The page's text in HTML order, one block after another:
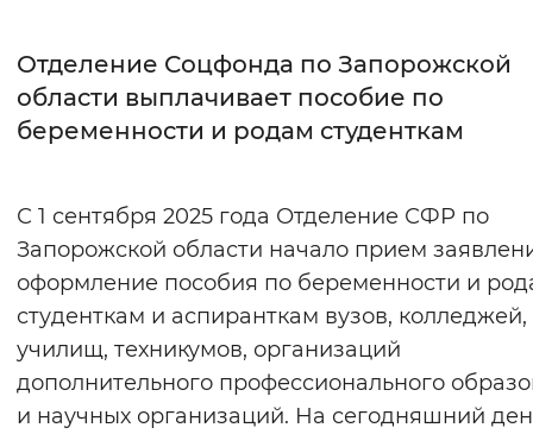
Без засечек С засечками
Интервал между буквами
Цвет сайта
Монохромный Инверсивный
Синий фон
Изображения
Отделение Соцфонда по Запорожской
области выплачивает пособие по
беременности и родам студенткам
С 1 сентября 2025 года Отделение СФР по
Запорожской области начало прием
оформление пособия по беременности и
студенткам и аспиранткам вузов, колледжей,
училищ, техникумов, организаций
дополнительного профессионального
и научных организаций. На сегодняшний